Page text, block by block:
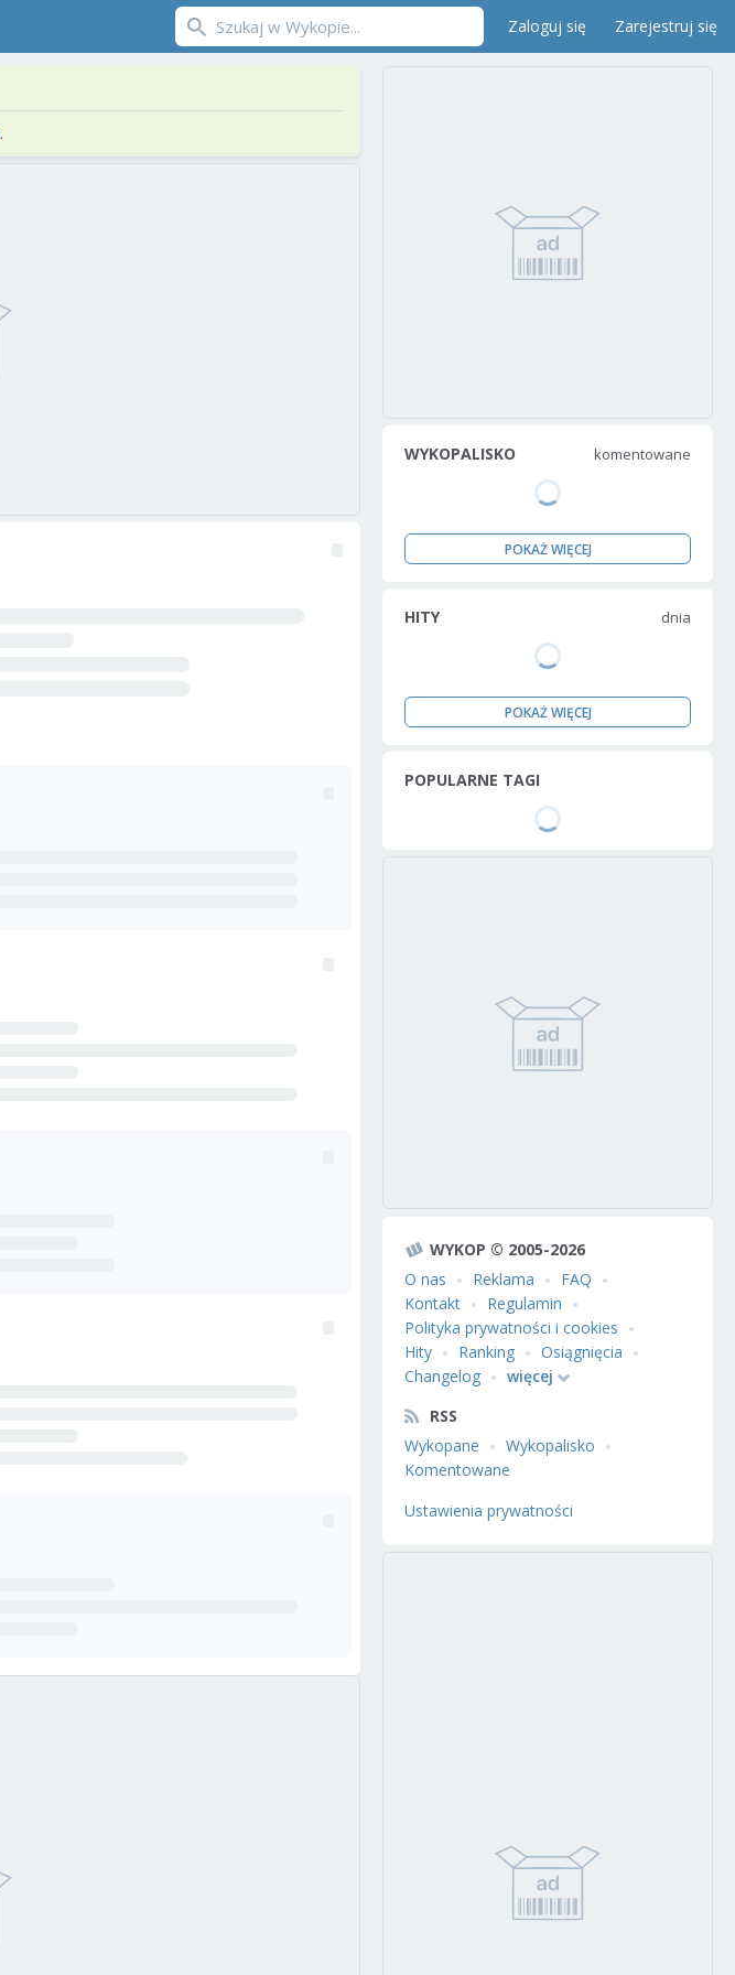
Zaloguj się Zarejestruj się
.
WYKOPALISKO komentowane
POKAŻ WIĘCEJ
HITY dnia
POKAŻ WIĘCEJ
POPULARNE TAGI
WYKOP © 2005-2026
O nas
Reklama
FAQ
Kontakt
Regulamin
Polityka prywatności i cookies
Hity
Ranking
Osiągnięcia
Changelog
więcej
RSS
Wykopane
Wykopalisko
Komentowane
Ustawienia prywatności